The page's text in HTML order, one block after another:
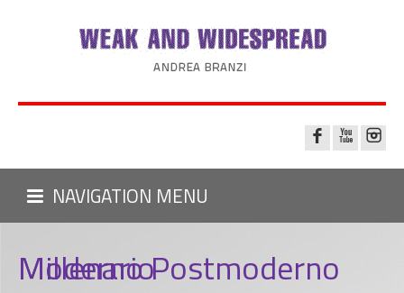
NAVIGATION MENU
Moderno Postmoderno Millenario